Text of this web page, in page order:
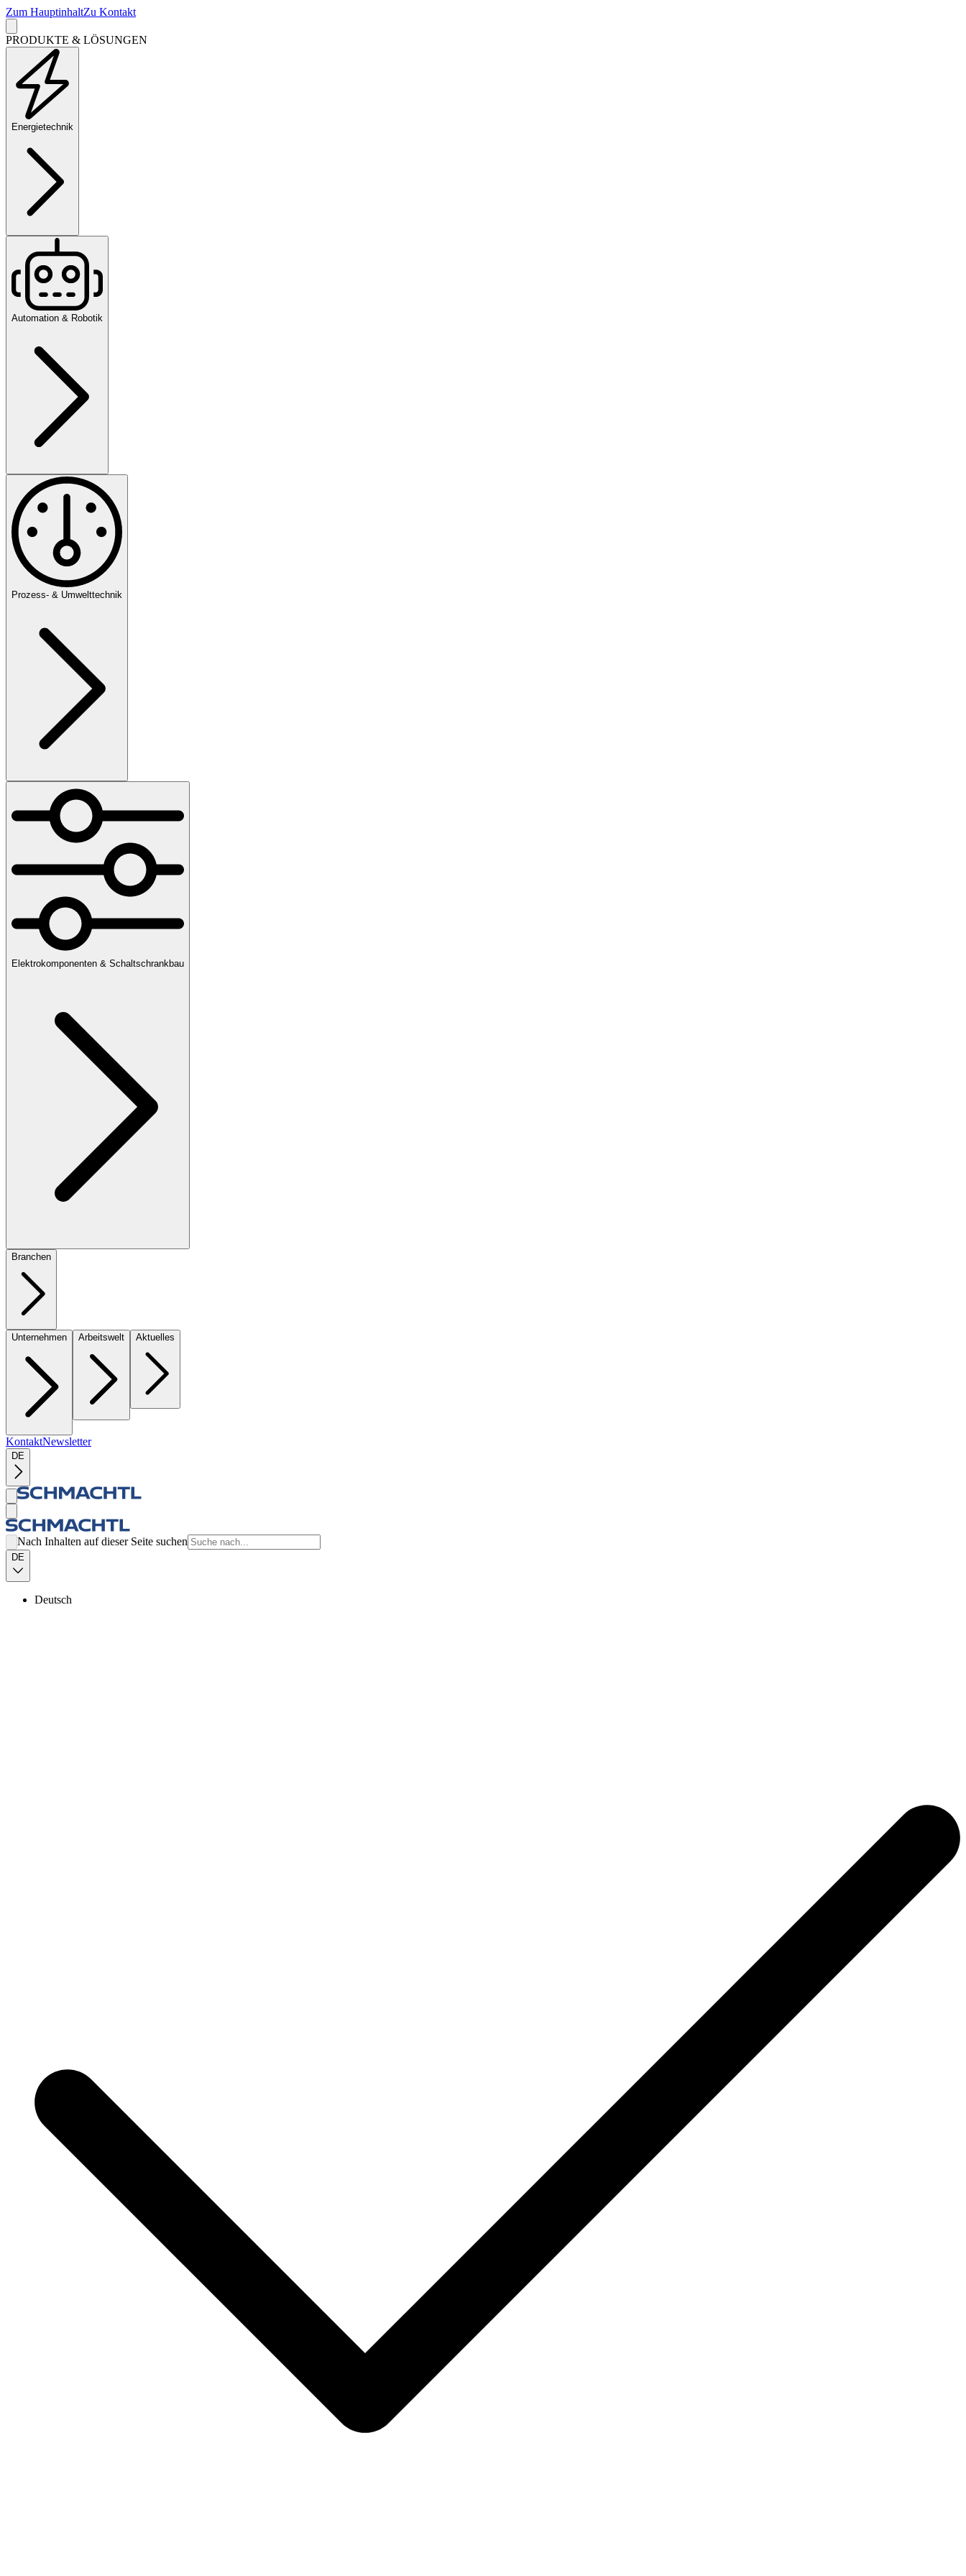
Zum HauptinhaltZu Kontakt
PRODUKTE & LÖSUNGEN
Energietechnik
Automation & Robotik
Prozess- & Umwelttechnik
Elektrokomponenten & Schaltschrankbau
Branchen
Unternehmen Arbeitswelt Aktuelles
KontaktNewsletter
DE
Nach Inhalten auf dieser Seite suchen
DE
Deutsch